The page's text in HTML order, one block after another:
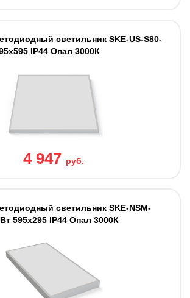
светильник SKE-US-S80-
IP44 Опал 3000К
4 947 руб.
светильник SKE-NSM-
595x295 IP44 Опал 3000К